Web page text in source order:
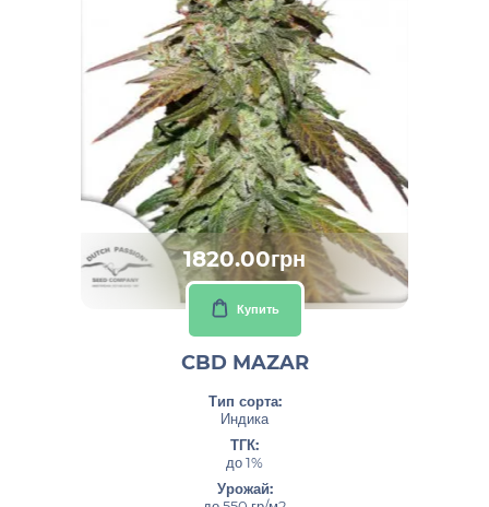
1820.00грн
Купить
CBD MAZAR
Тип сорта:
Индика
ТГК:
до 1%
Урожай: